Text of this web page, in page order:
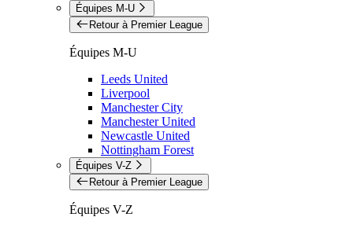
Équipes M-U
Retour à Premier League
Équipes M-U
Leeds United
Liverpool
Manchester City
Manchester United
Newcastle United
Nottingham Forest
Équipes V-Z
Retour à Premier League
Équipes V-Z